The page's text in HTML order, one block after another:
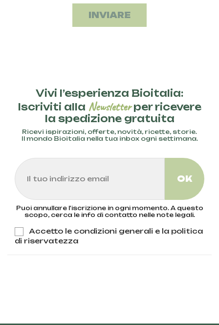
INVIARE
Vivi l’esperienza Bioitalia:
Iscriviti alla Newsletterper ricevere
la spedizione gratuita
Ricevi ispirazioni, offerte, novità, ricette, storie.
Il mondo Bioitalia nella tua inbox ogni settimana.
Puoi annullare l'iscrizione in ogni momento. A questo
scopo, cerca le info di contatto nelle note legali.
Accetto le condizioni generali e la politica
di riservatezza